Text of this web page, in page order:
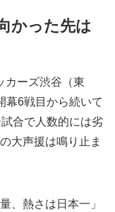
かった先は
カーズ渋谷（東
幕6戦目から続いて
合で人数的には劣
大声援は鳴り止ま
、熱さは日本一」